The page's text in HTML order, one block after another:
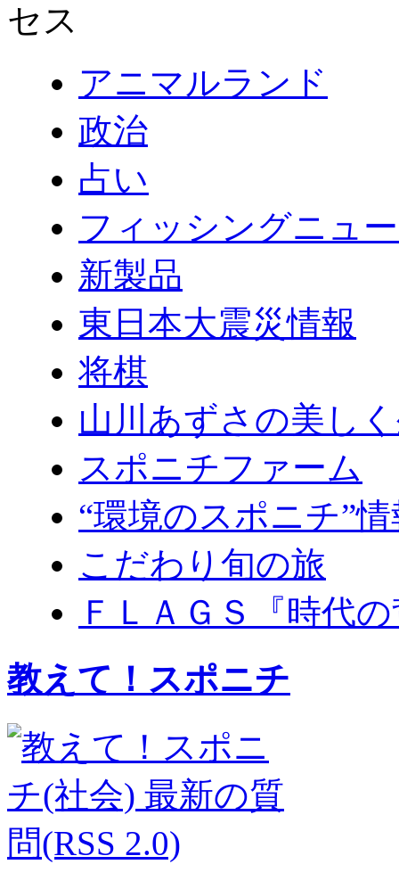
アニマルランド
政治
占い
フィッシングニュ
新製品
東日本大震災情報
将棋
山川あずさの美し
スポニチファーム
“環境のスポニチ”
こだわり旬の旅
ＦＬＡＧＳ『時代
教えて！スポニチ